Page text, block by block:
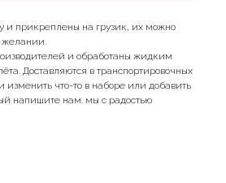
и прикреплены на грузик, их можно
желании.
и обработаны жидким
Доставляются в транспортировочных
изменить что-то в наборе или добавить
напишите нам. мы с радостью